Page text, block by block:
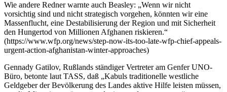
Wie andere Redner warnte auch Beasley: „Wenn wir nicht
vorsichtig sind und nicht strategisch vorgehen, könnten wir eine
Massenflucht, eine Destabilisierung der Region und mit Sicherheit
den Hungertod von Millionen Afghanen riskieren.“
(https://www.wfp.org/news/step-now-its-too-late-wfp-chief-appeals-
urgent-action-afghanistan-winter-approaches)
Gennady Gatilov, Rußlands ständiger Vertreter am Genfer UNO-
Büro, betonte laut TASS, daß „Kabuls traditionelle westliche
Geldgeber der Bevölkerung des Landes aktive Hilfe leisten müssen,